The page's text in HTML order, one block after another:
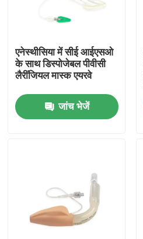
हमारे बारे में
गुणवत्ता नियंत्रण
समाचार
एनेस्थीसिया में सीई आईएसओ
के साथ डिस्पोजेबल पीवीसी
लैरींजियल मास्क एयरवे
जांच भेजें